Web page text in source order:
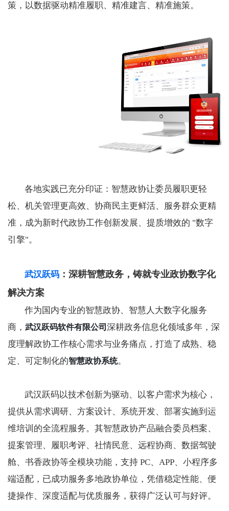
策，以数据驱动精准履职、精准建言、精准施策。
各地实践已充分印证：智慧政协让委员履职更轻
松、机关管理更高效、协商民主更鲜活、服务群众更精
准，成为新时代政协工作创新发展、提质增效的 "数字
引擎"。
武汉跃码 ：深耕智慧政务，铸就专业政协数字化
解决方案
作为国内专业的智慧政协、智慧人大数字化服务
商， 武汉跃码软件有限公司 深耕政务信息化领域多年，深
度理解政协工作核心需求与业务痛点，打造了成熟、稳
定、可定制化的智慧政协系统。
武汉跃码以技术创新为驱动、以客户需求为核心，
提供从需求调研、方案设计、系统开发、部署实施到运
维培训的全流程服务。其智慧政协产品融合委员档案、
提案管理、履职考评、社情民意、远程协商、数据驾驶
舱、书香政协等全模块功能，支持 PC、APP、小程序多
端适配，已成功服务多地政协单位，凭借稳定性能、便
捷操作、深度适配与优质服务，获得广泛认可与好评。